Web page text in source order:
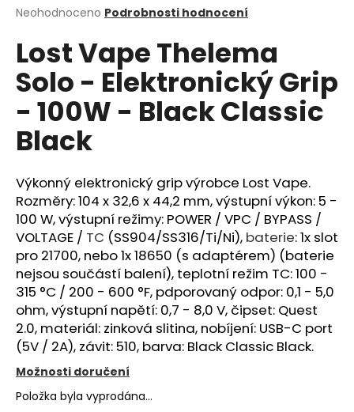
Průměrné
produktu
je
0,0
z
hvězdiček.
Neohodnoceno Podrobnosti hodnocení
Lost Vape Thelema
Solo - Elektronický Grip
- 100W - Black Classic
Black
Výkonný elektronický grip výrobce Lost Vape.
Rozměry: 104 x 32,6 x 44,2 mm, výstupní výkon: 5 -
100 W, výstupní režimy: POWER / VPC / BYPASS /
VOLTAGE / TC (SS904/SS316/Ti/Ni), baterie: 1x slot
pro 21700, nebo 1x 18650 (s adaptérem) (baterie
nejsou součástí balení), teplotní režim TC: 100 -
315 °C / 200 - 600 °F, pdporovaný odpor: 0,1 - 5,0
ohm, výstupní napětí: 0,7 - 8,0 V, čipset: Quest
2.0, materiál: zinková slitina, nobíjení: USB-C port
(5V / 2A), závit: 510, barva: Black Classic Black.
Možnosti doručení
Položka byla vyprodána…
a
j
í
t
HLEDAT
D
o
p
o
r
u
č
u
j